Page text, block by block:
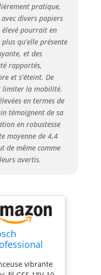
pratique,
divers papiers
élevé pourrait en
qu’elle présente
et des
rapportés,
et s’éteint. De
limiter la mobilité.
en termes de
témoignent de sa
en robustesse
moyenne de 4,4
de même comme
avertis.
Sans
vibrante